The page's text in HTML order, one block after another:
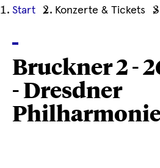
Ihre
Position
Start Konzerte & Tickets
Bruckner 2 -
- Dresdner